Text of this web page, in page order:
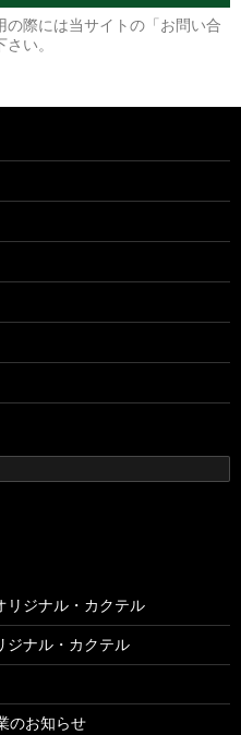
際には当サイトの「お問い合
い。
リジナル・カクテル
ジナル・カクテル
のお知らせ